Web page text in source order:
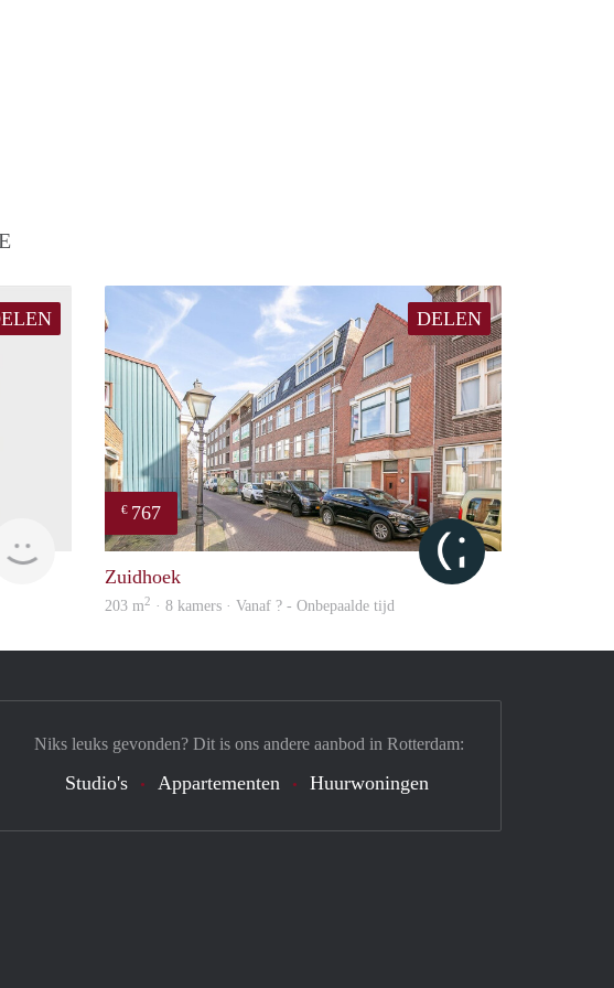
DELEN
€ 767
Citylife
Zuidhoek
203 m2 · 8 kamers · Vanaf ? - Onbepaalde tijd
Niks leuks gevonden? Dit is ons andere aanbod in Rotterdam:
Studio's Appartementen Huurwoningen